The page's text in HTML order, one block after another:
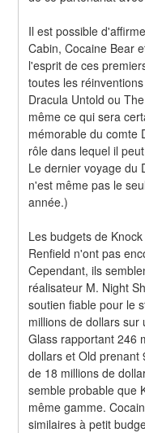
Il est possible
Cabin, Cocaine Bear
l'esprit de ces
toutes les
Dracula Untold ou
même ce qui sera
mémorable du comte
rôle dans lequel il
Le dernier voyage du
n'est même pas le
année.)
Les budgets de
Renfield n'ont pas
Cependant, ils
réalisateur M. Night
soutien fiable pour le
millions de dollars sur
Glass rapportant 246
dollars et Old prenant
de 18 millions de
semble probable que
même gamme.
similaires à petit